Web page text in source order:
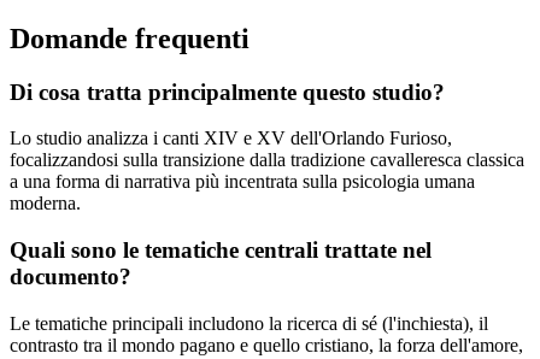
Domande frequenti
Di cosa tratta principalmente questo studio?
Lo studio analizza i canti XIV e XV dell'Orlando Furioso,
focalizzandosi sulla transizione dalla tradizione cavalleresca classica
a una forma di narrativa più incentrata sulla psicologia umana
moderna.
Quali sono le tematiche centrali trattate nel
documento?
Le tematiche principali includono la ricerca di sé (l'inchiesta), il
contrasto tra il mondo pagano e quello cristiano, la forza dell'amore,